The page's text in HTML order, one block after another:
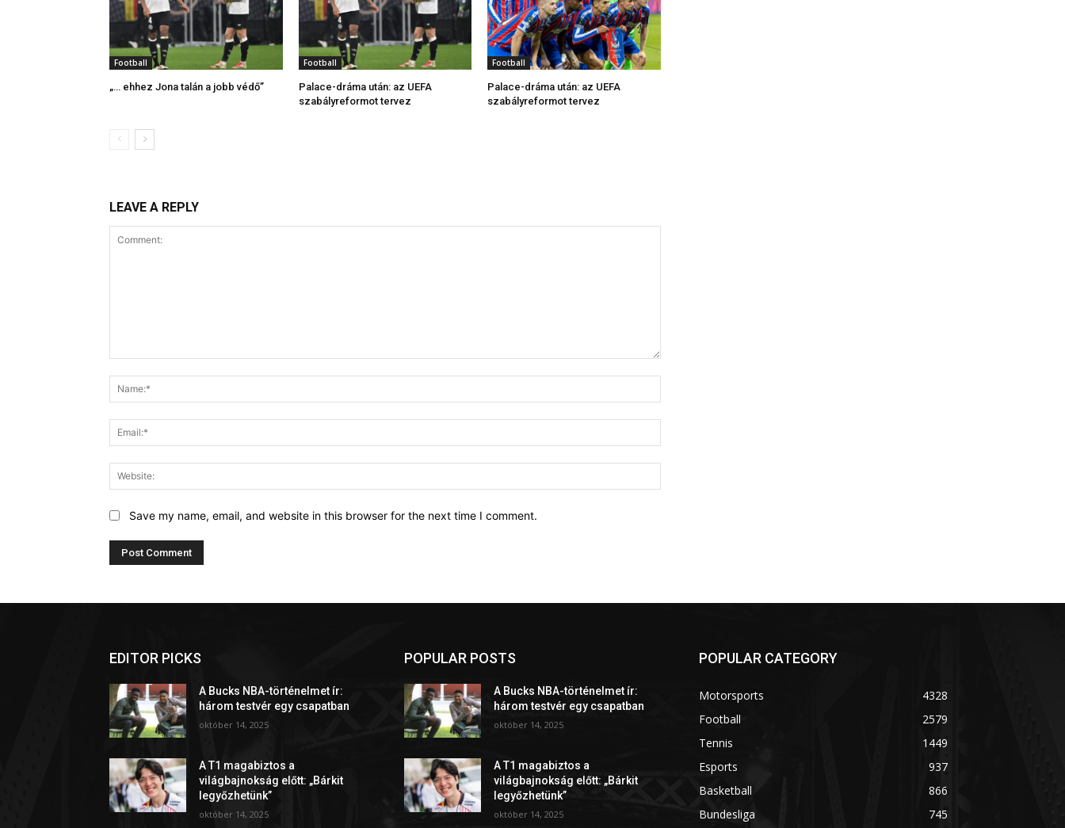
Football
„… ehhez Jona talán a jobb védő”
Football
Palace-dráma után: az UEFA
szabályreformot tervez
Football
Palace-dráma után: az UEFA
szabályreformot tervez
LEAVE A REPLY
Save my name, email, and website in this browser for the next time I comment.
EDITOR PICKS
A Bucks NBA-történelmet ír:
három testvér egy csapatban
október 14, 2025
A T1 magabiztos a
világbajnokság előtt: „Bárkit
legyőzhetünk”
október 14, 2025
POPULAR POSTS
A Bucks NBA-történelmet ír:
három testvér egy csapatban
október 14, 2025
A T1 magabiztos a
világbajnokság előtt: „Bárkit
legyőzhetünk”
október 14, 2025
POPULAR CATEGORY
Motorsports
4328
Football
2579
Tennis
1449
Esports
937
Basketball
866
Bundesliga
745